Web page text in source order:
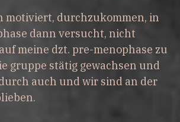
motiviert, durchzukommen, in
dann versucht, nicht
meine dzt. pre-menophase zu
gruppe stätig gewachsen und
auch und wir sind an der